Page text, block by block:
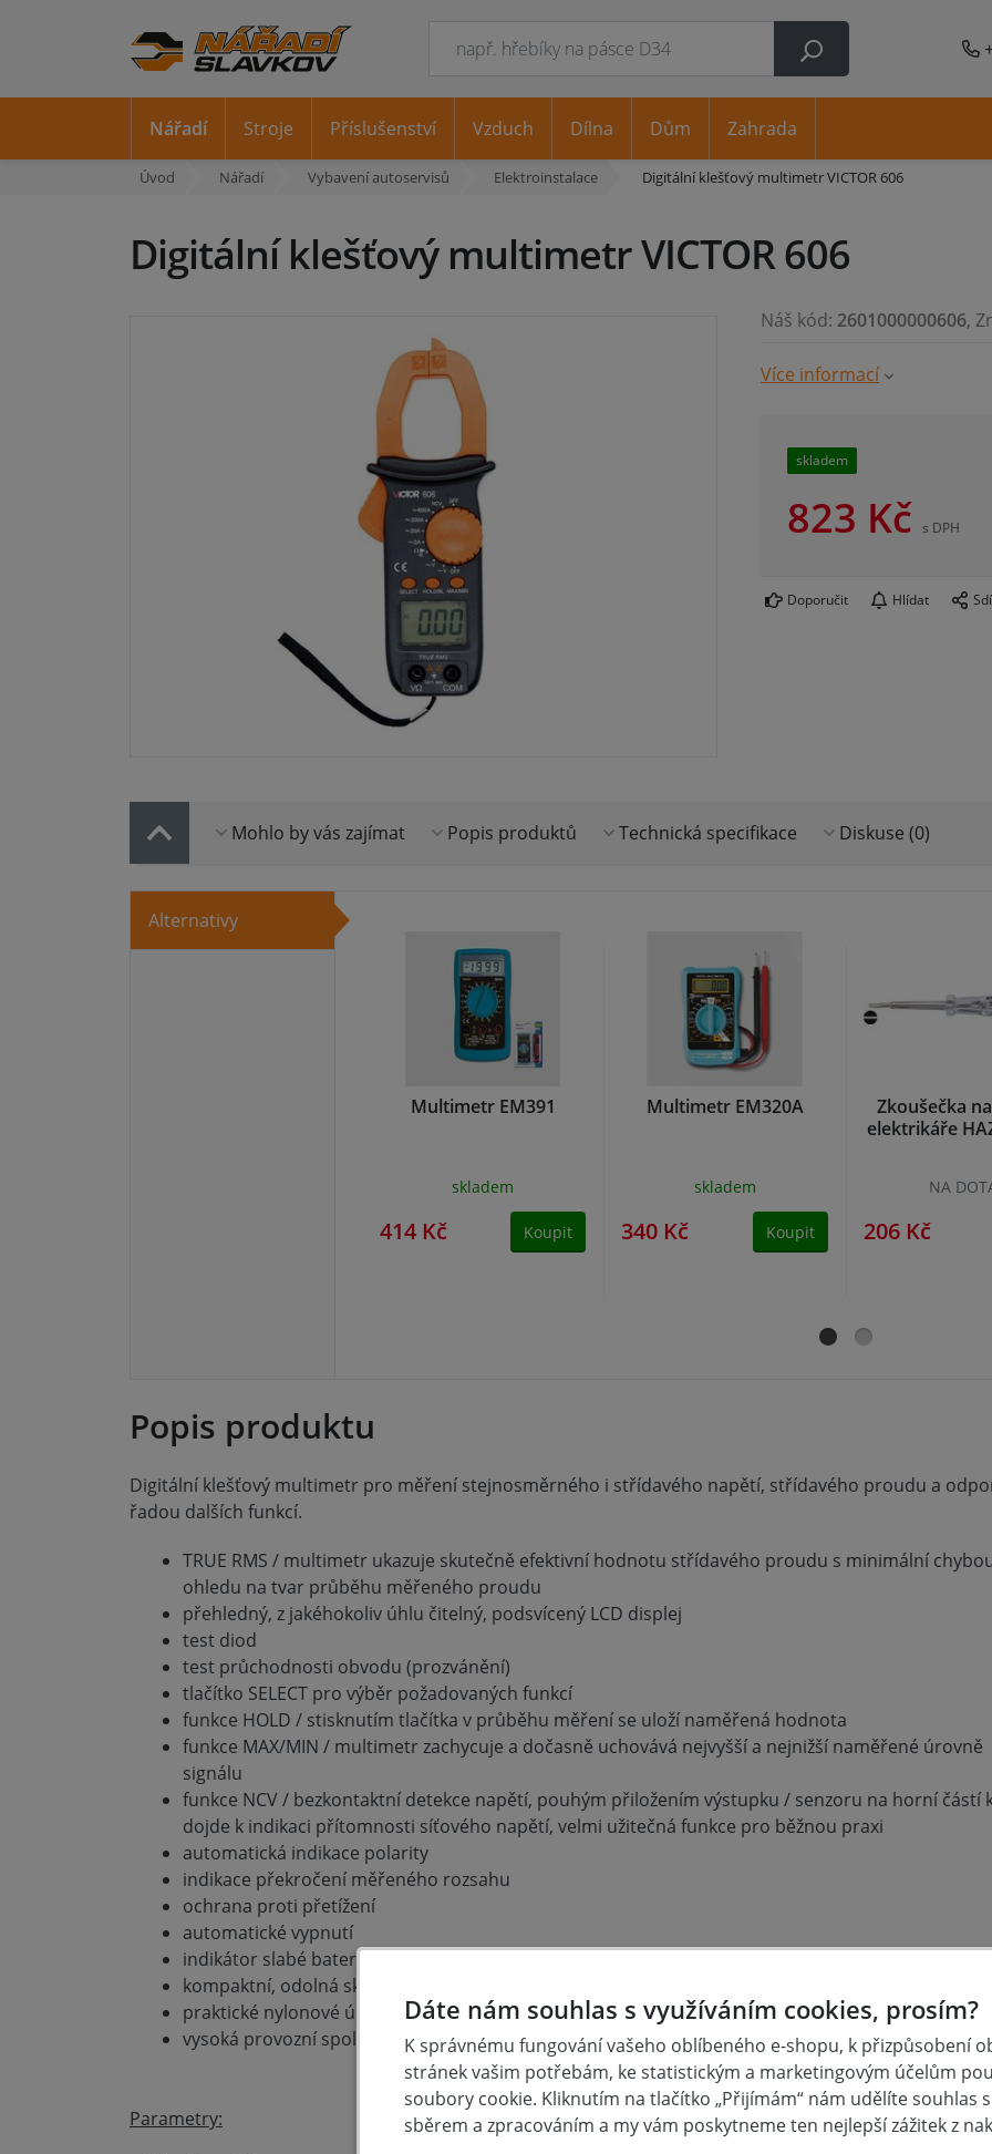
Úvod Nářadí Vybavení autoservisů Elektroinstalace Digitální klešťový multimetr VICTOR 606
Digitální klešťový multimetr VICTOR 606
Náš kód: 2601000000606,
Více informací
skladem
823 Kč s DPH
Doporučit Hlídat
Mohlo by vás zajímat Popis produktů Technická specifikace Diskuse (0)
Alternativy
Multimetr EM391
skladem
414 Kč Koupit
Multimetr EM320A
skladem
340 Kč Koupit
Zkoušečka
elektrikáře
NA
206 Kč
Popis produktu
Digitální klešťový multimetr pro měření stejnosměrného i střídavého napětí, střídavého proudu a
řadou dalších funkcí.
TRUE RMS / multimetr ukazuje skutečně efektivní hodnotu střídavého proudu s minimální
ohledu na tvar průběhu měřeného proudu
přehledný, z jakéhokoliv úhlu čitelný, podsvícený LCD displej
test diod
test průchodnosti obvodu (prozvánění)
tlačítko SELECT pro výběr požadovaných funkcí
funkce HOLD / stisknutím tlačítka v průběhu měření se uloží naměřená hodnota
funkce MAX/MIN / multimetr zachycuje a dočasně uchovává nejvyšší a nejnižší naměřené úrovně
signálu
funkce NCV / bezkontaktní detekce napětí, pouhým přiložením výstupku / senzoru na horní částí
dojde k indikaci přítomnosti síťového napětí, velmi užitečná funkce pro běžnou praxi
automatická indikace polarity
indikace překročení měřeného rozsahu
ochrana proti přetížení
automatické vypnutí
indikátor slabé baterie na displeji
kompaktní, odolná skříň
praktické nylonové úložné pouzdro s poutkem
vysoká provozní spolehlivost a životnost
Parametry:
Nářadí Stroje Příslušenství Vzduch Dílna Dům Zahrada
Dáte nám souhlas s využíváním cookies, prosím?
K správnému fungování vašeho oblíbeného e-shopu, k přizpůsobení
stránek vašim potřebám, ke statistickým a marketingovým účelům
soubory cookie. Kliknutím na tlačítko „Přijímám“ nám udělíte souhlas
sběrem a zpracováním a my vám poskytneme ten nejlepší zážitek z